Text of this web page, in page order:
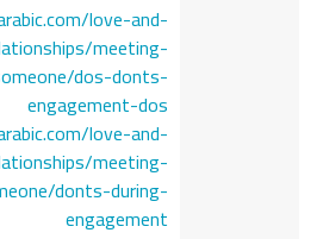
love-and-
meeting-
dos-donts-
engagement-dos
love-and-
meeting-
donts-during-
engagement